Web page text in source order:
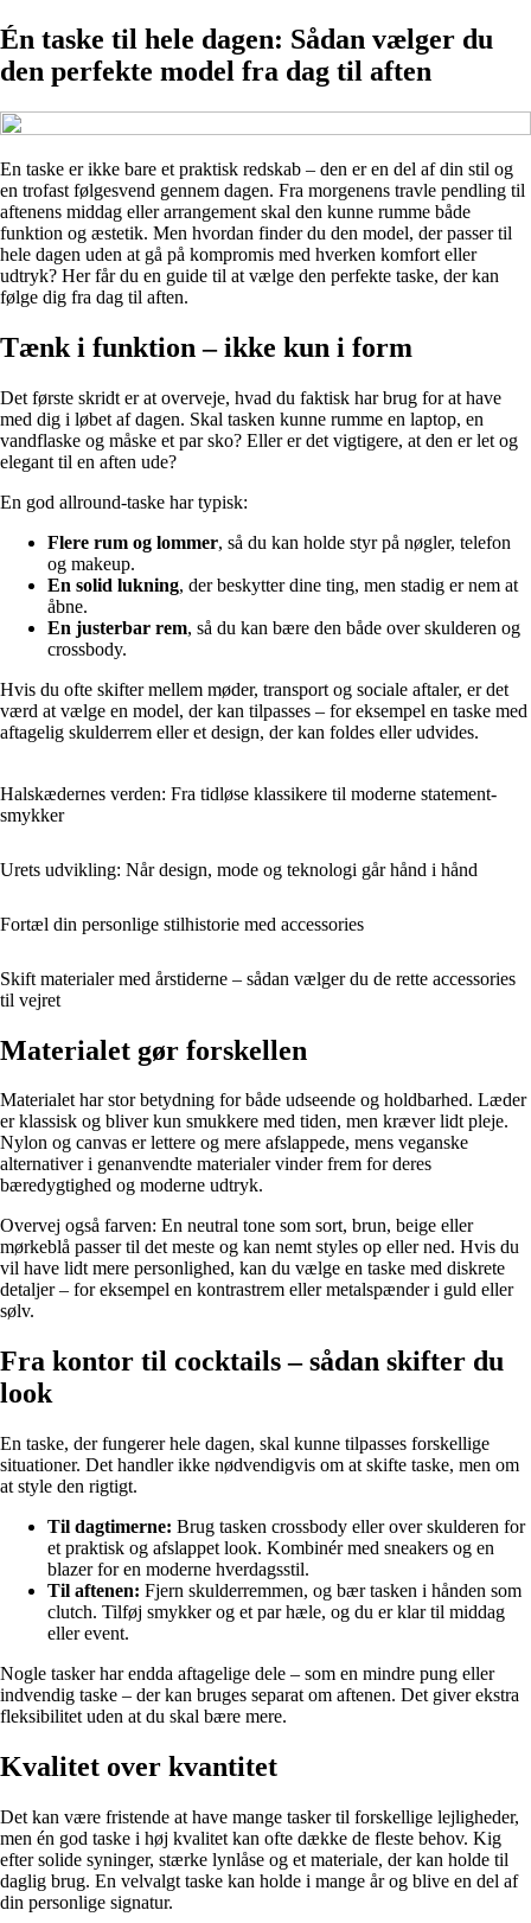
Én taske til hele dagen: Sådan vælger du
den perfekte model fra dag til aften
En taske er ikke bare et praktisk redskab – den er en del af din stil og
en trofast følgesvend gennem dagen. Fra morgenens travle pendling til
aftenens middag eller arrangement skal den kunne rumme både
funktion og æstetik. Men hvordan finder du den model, der passer til
hele dagen uden at gå på kompromis med hverken komfort eller
udtryk? Her får du en guide til at vælge den perfekte taske, der kan
følge dig fra dag til aften.
Tænk i funktion – ikke kun i form
Det første skridt er at overveje, hvad du faktisk har brug for at have
med dig i løbet af dagen. Skal tasken kunne rumme en laptop, en
vandflaske og måske et par sko? Eller er det vigtigere, at den er let og
elegant til en aften ude?
En god allround-taske har typisk:
Flere rum og lommer, så du kan holde styr på nøgler, telefon
og makeup.
En solid lukning, der beskytter dine ting, men stadig er nem at
åbne.
En justerbar rem, så du kan bære den både over skulderen og
crossbody.
Hvis du ofte skifter mellem møder, transport og sociale aftaler, er det
værd at vælge en model, der kan tilpasses – for eksempel en taske med
aftagelig skulderrem eller et design, der kan foldes eller udvides.
Halskædernes verden: Fra tidløse klassikere til moderne statement-
smykker
Urets udvikling: Når design, mode og teknologi går hånd i hånd
Fortæl din personlige stilhistorie med accessories
Skift materialer med årstiderne – sådan vælger du de rette accessories
til vejret
Materialet gør forskellen
Materialet har stor betydning for både udseende og holdbarhed. Læder
er klassisk og bliver kun smukkere med tiden, men kræver lidt pleje.
Nylon og canvas er lettere og mere afslappede, mens veganske
alternativer i genanvendte materialer vinder frem for deres
bæredygtighed og moderne udtryk.
Overvej også farven: En neutral tone som sort, brun, beige eller
mørkeblå passer til det meste og kan nemt styles op eller ned. Hvis du
vil have lidt mere personlighed, kan du vælge en taske med diskrete
detaljer – for eksempel en kontrastrem eller metalspænder i guld eller
sølv.
Fra kontor til cocktails – sådan skifter du
look
En taske, der fungerer hele dagen, skal kunne tilpasses forskellige
situationer. Det handler ikke nødvendigvis om at skifte taske, men om
at style den rigtigt.
Til dagtimerne: Brug tasken crossbody eller over skulderen for
et praktisk og afslappet look. Kombinér med sneakers og en
blazer for en moderne hverdagsstil.
Til aftenen: Fjern skulderremmen, og bær tasken i hånden som
clutch. Tilføj smykker og et par hæle, og du er klar til middag
eller event.
Nogle tasker har endda aftagelige dele – som en mindre pung eller
indvendig taske – der kan bruges separat om aftenen. Det giver ekstra
fleksibilitet uden at du skal bære mere.
Kvalitet over kvantitet
Det kan være fristende at have mange tasker til forskellige lejligheder,
men én god taske i høj kvalitet kan ofte dække de fleste behov. Kig
efter solide syninger, stærke lynlåse og et materiale, der kan holde til
daglig brug. En velvalgt taske kan holde i mange år og blive en del af
din personlige signatur.